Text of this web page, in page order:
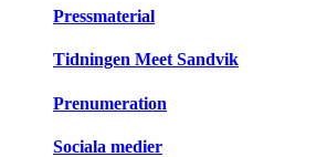
Pressmaterial
Tidningen Meet Sandvik
Prenumeration
Sociala medier